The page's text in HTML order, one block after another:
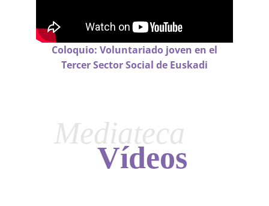
Coloquio: Voluntariado joven en el
Tercer Sector Social de Euskadi
Mediateca
Vídeos